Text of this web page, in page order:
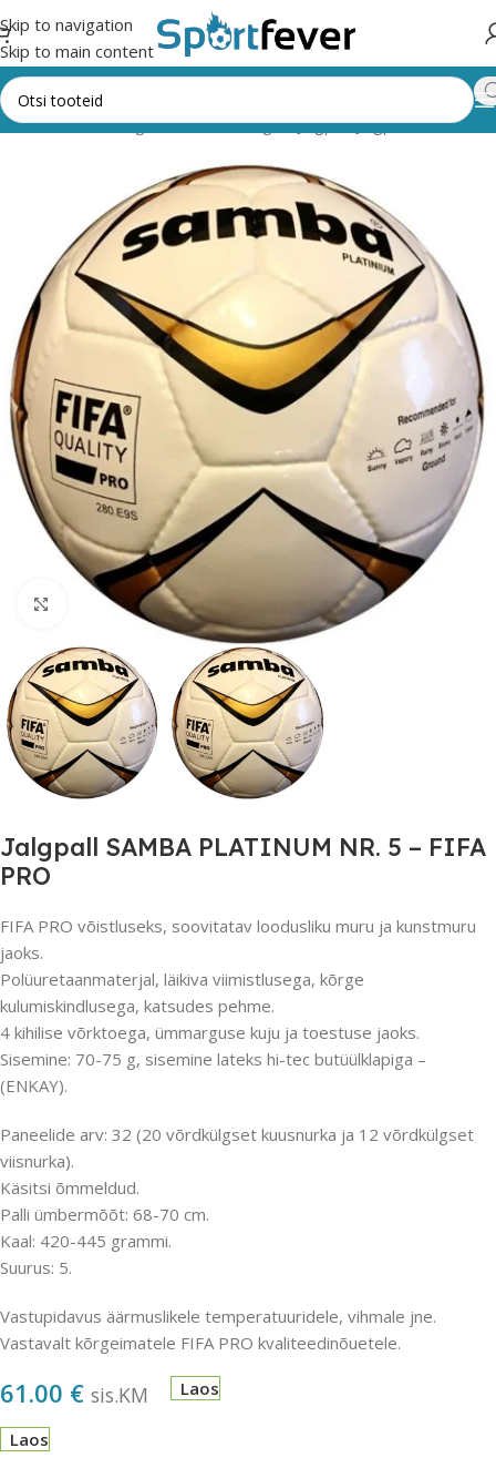
Skip to navigation
Skip to main content
Esileht Kõik kategooriad Pallimängud Jalgpall Jalgpallid SAMBA
Suurendamiseks klõpsake
Jalgpall SAMBA PLATINUM NR. 5 – FIFA
PRO
FIFA PRO võistluseks, soovitatav loodusliku muru ja kunstmuru
jaoks.
Polüuretaanmaterjal, läikiva viimistlusega, kõrge
kulumiskindlusega, katsudes pehme.
4 kihilise võrktoega, ümmarguse kuju ja toestuse jaoks.
Sisemine: 70-75 g, sisemine lateks hi-tec butüülklapiga –
(ENKAY).
Paneelide arv: 32 (20 võrdkülgset kuusnurka ja 12 võrdkülgset
viisnurka).
Käsitsi õmmeldud.
Palli ümbermõõt: 68-70 cm.
Kaal: 420-445 grammi.
Suurus: 5.
Vastupidavus äärmuslikele temperatuuridele, vihmale jne.
Vastavalt kõrgeimatele FIFA PRO kvaliteedinõuetele.
61.00 € sis.KM Laos
Laos